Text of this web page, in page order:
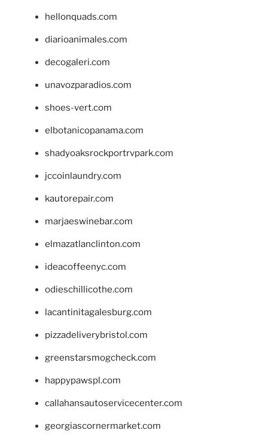
hellonquads.com
diarioanimales.com
decogaleri.com
unavozparadios.com
shoes-vert.com
elbotanicopanama.com
shadyoaksrockportrvpark.com
jccoinlaundry.com
kautorepair.com
marjaeswinebar.com
elmazatlanclinton.com
ideacoffeenyc.com
odieschillicothe.com
lacantinitagalesburg.com
pizzadeliverybristol.com
greenstarsmogcheck.com
happypawspl.com
callahansautoservicecenter.com
georgiascornermarket.com